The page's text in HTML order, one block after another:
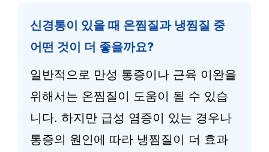
신경통이 있을 때 온찜질과 냉찜질 중
어떤 것이 더 좋을까요?
일반적으로 만성 통증이나 근육 이완을
위해서는 온찜질이 도움이 될 수 있습
니다. 하지만 급성 염증이 있는 경우나
통증의 원인에 따라 냉찜질이 더 효과